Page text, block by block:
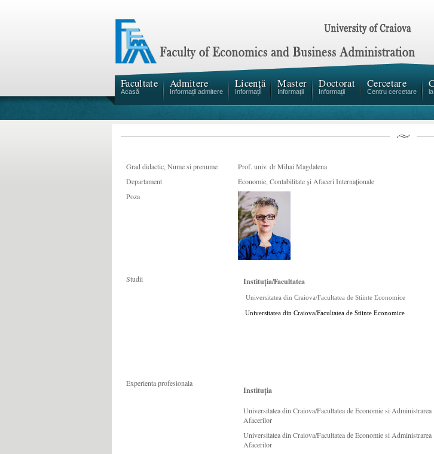
Facultate
Acasă
Admitere
Informații admitere
Licență
Informații
Master
Informații
Doctorat
Informații
Cercetare
Centru cercetare
Grad didactic, Nume si prenume
Prof. univ. dr Mihai Magdalena
Departament
Economie, Contabilitate şi Afaceri Internaţionale
Poza
Studii Instituția/Facultatea
Universitatea din Craiova/Facultatea de Stiinte Economice
Universitatea din Craiova/Facultatea de Stiinte Economice
Experienta profesionala
Instituția
Universitatea din Craiova/Facultatea de Economie si Administrarea
Afacerilor
Universitatea din Craiova/Facultatea de Economie si Administrarea
Afacerilor